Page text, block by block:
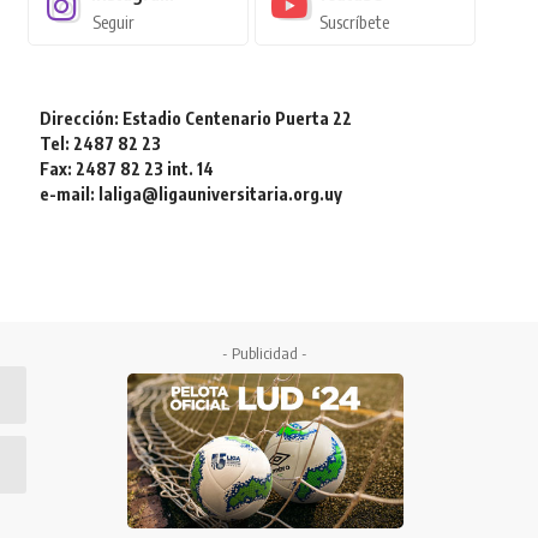
Seguir Suscríbete
Dirección: Estadio Centenario Puerta 22
Tel: 2487 82 23
Fax: 2487 82 23 int. 14
e-mail: laliga@ligauniversitaria.org.uy
- Publicidad -